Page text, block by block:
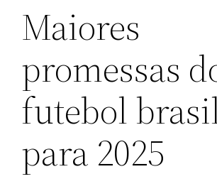
Maiores
promessas
futebol
para 2025